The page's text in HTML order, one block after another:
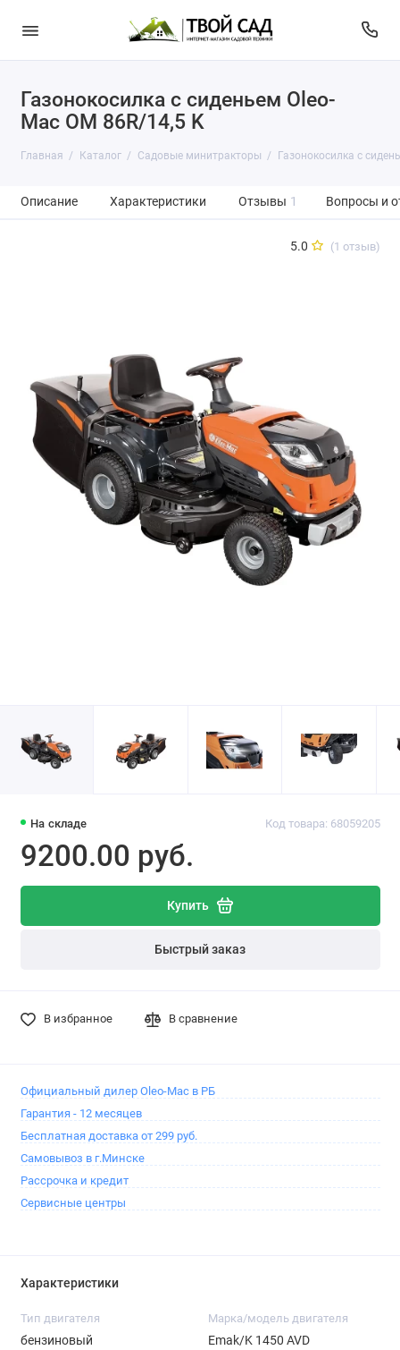
Газонокосилка с сиденьем Oleo-
Mac OM 86R/14,5 K
Главная Каталог Садовые минитракторы Газонокосилка с
Описание Характеристики Отзывы 1 Вопросы и
5.0 (1 отзыв)
На складе Код товара: 68059205
9200.00 pуб.
Купить
Быстрый заказ
В избранное В сравнение
Официальный дилер Oleo-Mac в РБ
Гарантия - 12 месяцев
Бесплатная доставка от 299 руб.
Самовывоз в г.Минске
Рассрочка и кредит
Сервисные центры
Характеристики
Тип двигателя
бензиновый
Марка/модель двигателя
Emak/K 1450 AVD